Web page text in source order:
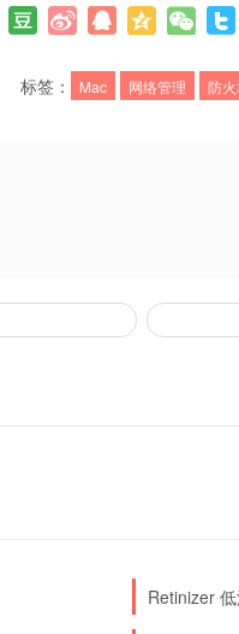
标签： Mac 网络管理 防
Retinizer